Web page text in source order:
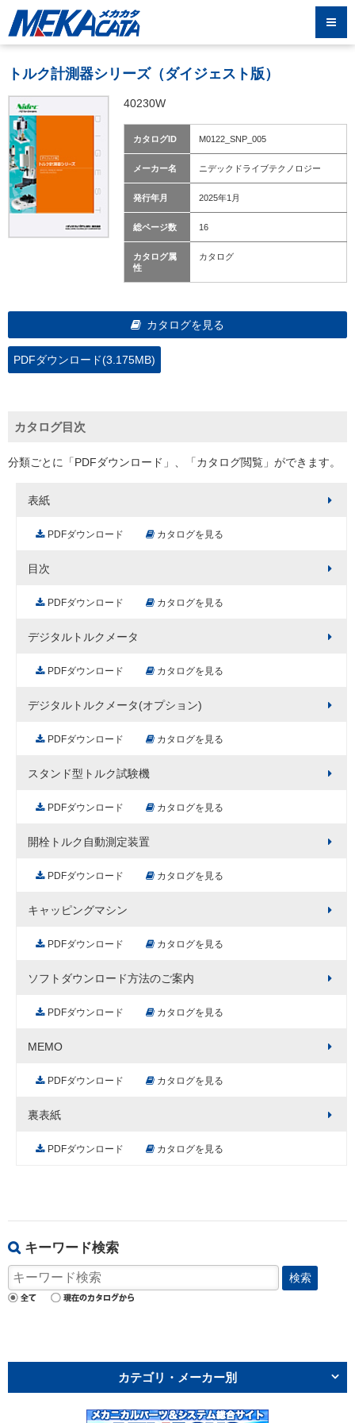
トルク計測器シリーズ（ダイジェスト版）
40230W
カタログID M0122_SNP_005
メーカー名 ニデックドライブテクノロジー
発行年月 2025年1月
総ページ数 16
カタログ属
性
カタログ
カタログを見る
PDFダウンロード(3.175MB)
カタログ目次
分類ごとに「PDFダウンロード」、「カタログ閲覧」ができます。
表紙
PDFダウンロード カタログを見る
目次
PDFダウンロード カタログを見る
デジタルトルクメータ
PDFダウンロード カタログを見る
デジタルトルクメータ(オプション)
PDFダウンロード カタログを見る
スタンド型トルク試験機
PDFダウンロード カタログを見る
開栓トルク自動測定装置
PDFダウンロード カタログを見る
キャッピングマシン
PDFダウンロード カタログを見る
ソフトダウンロード方法のご案内
PDFダウンロード カタログを見る
MEMO
PDFダウンロード カタログを見る
裏表紙
PDFダウンロード カタログを見る
キーワード検索
検索
カテゴリ・メーカー別